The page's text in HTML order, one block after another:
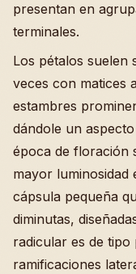
presentan en
terminales.
Los pétalos suelen
veces con matices
estambres
dándole un
época de floración
mayor luminosidad
cápsula pequeña
diminutas,
radicular es de
ramificaciones